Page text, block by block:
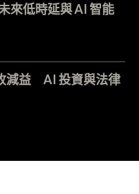
來低時延與 AI 智能
減益 AI 投資與法律